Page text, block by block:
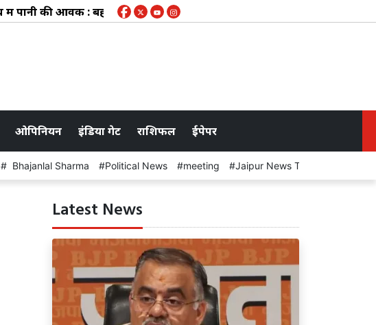
की आवक : बहाव क्षेत्र के करीब 50 गांवों के लिए चेतावनी जारी, कभी भी खुल
ओपिनियन इंडिया गेट राशिफल ईपेपर
Bhajanlal Sharma Political News meeting Jaipur News Today
Latest News